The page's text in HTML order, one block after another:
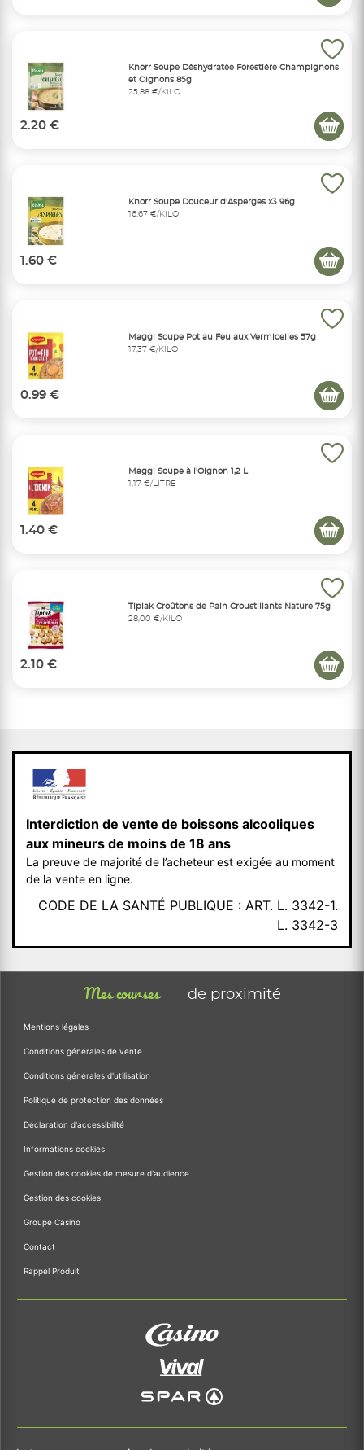
Knorr Soupe Déshydratée Forestière Champignons
et Oignons 85g
25,88 €/KILO
2.20 €
Knorr Soupe Douceur d'Asperges x3 96g
16,67 €/KILO
1.60 €
Maggi Soupe Pot au Feu aux Vermicelles 57g
17,37 €/KILO
0.99 €
Maggi Soupe à l'Oignon 1,2 L
1,17 €/LITRE
1.40 €
Tipiak Croûtons de Pain Croustillants Nature 75g
28,00 €/KILO
2.10 €
Interdiction de vente de boissons alcooliques
aux mineurs de moins de 18 ans
La preuve de majorité de l’acheteur est exigée au moment
de la vente en ligne.
CODE DE LA SANTÉ PUBLIQUE : ART. L. 3342-1.
L. 3342-3
Mes courses de proximité
Mentions légales
Conditions générales de vente
Conditions générales d'utilisation
Politique de protection des données
Déclaration d'accessibilité
Informations cookies
Gestion des cookies de mesure d'audience
Gestion des cookies
Groupe Casino
Contact
Rappel Produit